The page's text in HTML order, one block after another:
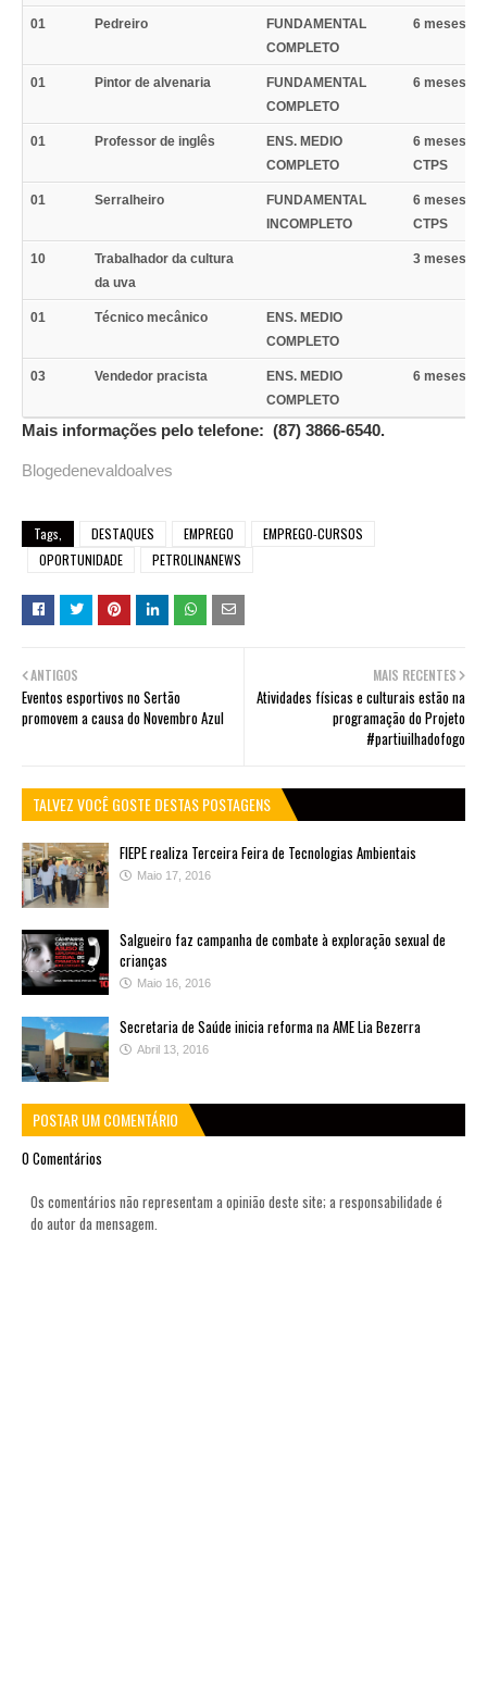
01 Pedreiro
FUNDAMENTAL
COMPLETO
6 meses
01 Pintor de alvenaria
FUNDAMENTAL
COMPLETO
6 meses
01 Professor de inglês
ENS. MEDIO
COMPLETO
6 meses
CTPS
01 Serralheiro
FUNDAMENTAL
INCOMPLETO
6 meses
CTPS
10
Trabalhador da cultura
da uva
3 meses
01 Técnico mecânico
ENS. MEDIO
COMPLETO
03 Vendedor pracista
ENS. MEDIO
COMPLETO
6 meses
Mais informações pelo telefone: (87) 3866-6540.
Blogedenevaldoalves
Tags, DESTAQUES EMPREGO
EMPREGO-CURSOS
OPORTUNIDADE
PETROLINANEWS
MAIS RECENTES
Atividades físicas e culturais estão na
programação do Projeto
#partiuilhadofogo
ANTIGOS
Eventos esportivos no Sertão
promovem a causa do Novembro Azul
TALVEZ VOCÊ GOSTE DESTAS POSTAGENS
FIEPE realiza Terceira Feira de Tecnologias Ambientais
Maio 17, 2016
Salgueiro faz campanha de combate à exploração sexual de
crianças
Maio 16, 2016
Secretaria de Saúde inicia reforma na AME Lia Bezerra
Abril 13, 2016
POSTAR UM COMENTÁRIO
0 Comentários
Os comentários não representam a opinião deste site; a responsabilidade é
do autor da mensagem.